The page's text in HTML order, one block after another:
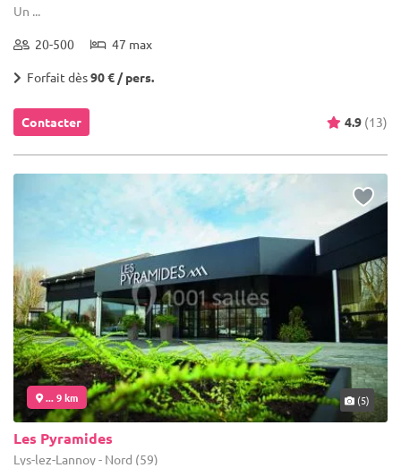
Un ...
20-500 47 max
Forfait dès90 € / pers.
Contacter 4.9 (13)
... 9 km (5)
Les Pyramides
Lys-lez-Lannoy - Nord (59)